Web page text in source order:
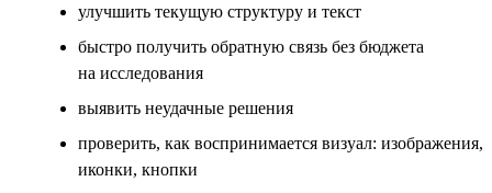
улучшить текущую структуру и текст
быстро получить обратную связь без бюджета
на исследования
выявить неудачные решения
проверить, как воспринимается визуал: изображения,
иконки, кнопки